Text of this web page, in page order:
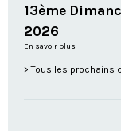
13ème
2026
En savoir plus
Tous les prochains